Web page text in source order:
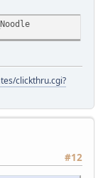
clickthru.cgi?
#12